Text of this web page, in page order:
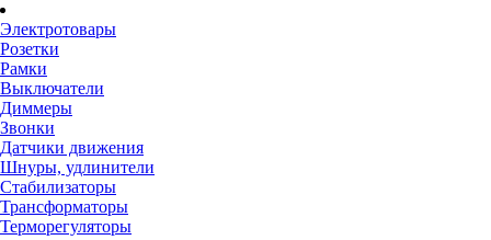
Электротовары
Розетки
Рамки
Выключатели
Диммеры
Звонки
Датчики движения
Шнуры, удлинители
Стабилизаторы
Трансформаторы
Терморегуляторы